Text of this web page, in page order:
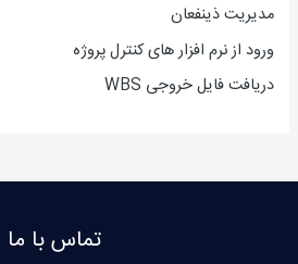
مدیریت ذینفعان
ورود از نرم افزار های کنترل پروژه
دریافت فایل خروجی WBS
تماس با ما